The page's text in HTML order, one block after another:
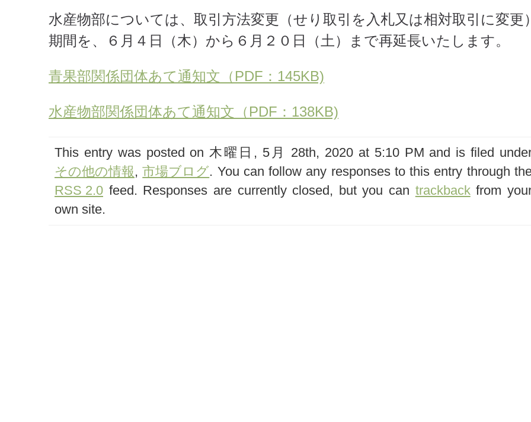
水産物部については、取引方法変更（せり取引を入札又は相対取引に変更
期間を、６月４日（木）から６月２０日（土）まで再延長いたします。
青果部関係団体あて通知文（PDF：145KB)
水産物部関係団体あて通知文（PDF：138KB)
This entry was posted on 木曜日, 5月 28th, 2020 at 5:10 PM and is filed
その他の情報,市場ブログ. You can follow any responses to this entry through
RSS 2.0 feed. Responses are currently closed, but you can trackbackfrom
own site.